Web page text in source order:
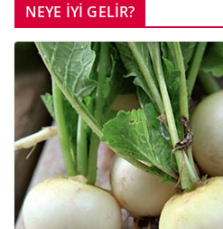
NEYE İYİ GELİR?